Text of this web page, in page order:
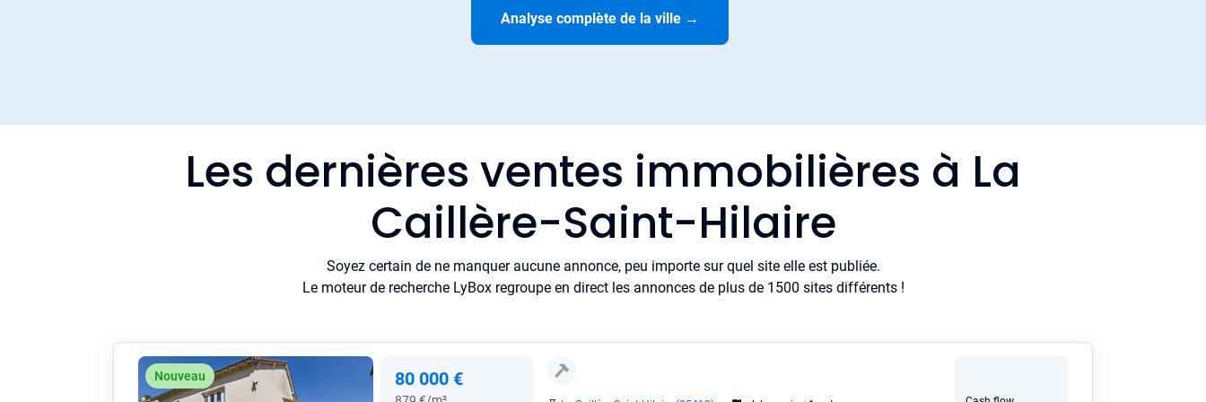
Analyse complète de la ville →
Les dernières ventes immobilières à La
Caillère-Saint-Hilaire
Soyez certain de ne manquer aucune annonce, peu importe sur quel site elle est publiée.
Le moteur de recherche LyBox regroupe en direct les annonces de plus de 1500 sites différents !
Nouveau 80 000 €